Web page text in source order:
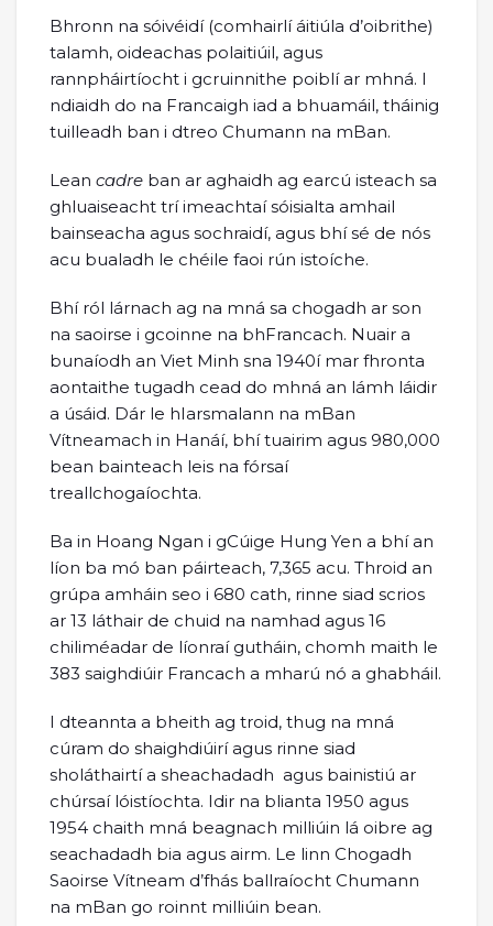
Bhronn na sóivéidí (comhairlí áitiúla d’oibrithe)
talamh, oideachas polaitiúil, agus
rannpháirtíocht i gcruinnithe poiblí ar mhná. I
ndiaidh do na Francaigh iad a bhuamáil, tháinig
tuilleadh ban i dtreo Chumann na mBan.
Lean cadre ban ar aghaidh ag earcú isteach sa
ghluaiseacht trí imeachtaí sóisialta amhail
bainseacha agus sochraidí, agus bhí sé de nós
acu bualadh le chéile faoi rún istoíche.
Bhí ról lárnach ag na mná sa chogadh ar son
na saoirse i gcoinne na bhFrancach. Nuair a
bunaíodh an Viet Minh sna 1940í mar fhronta
aontaithe tugadh cead do mhná an lámh láidir
a úsáid. Dár le hIarsmalann na mBan
Vítneamach in Hanáí, bhí tuairim agus 980,000
bean bainteach leis na fórsaí
treallchogaíochta.
Ba in Hoang Ngan i gCúige Hung Yen a bhí an
líon ba mó ban páirteach, 7,365 acu. Throid an
grúpa amháin seo i 680 cath, rinne siad scrios
ar 13 láthair de chuid na namhad agus 16
chiliméadar de líonraí gutháin, chomh maith le
383 saighdiúir Francach a mharú nó a ghabháil.
I dteannta a bheith ag troid, thug na mná
cúram do shaighdiúirí agus rinne siad
sholáthairtí a sheachadadh agus bainistiú ar
chúrsaí lóistíochta. Idir na blianta 1950 agus
1954 chaith mná beagnach milliúin lá oibre ag
seachadadh bia agus airm. Le linn Chogadh
Saoirse Vítneam d’fhás ballraíocht Chumann
na mBan go roinnt milliúin bean.